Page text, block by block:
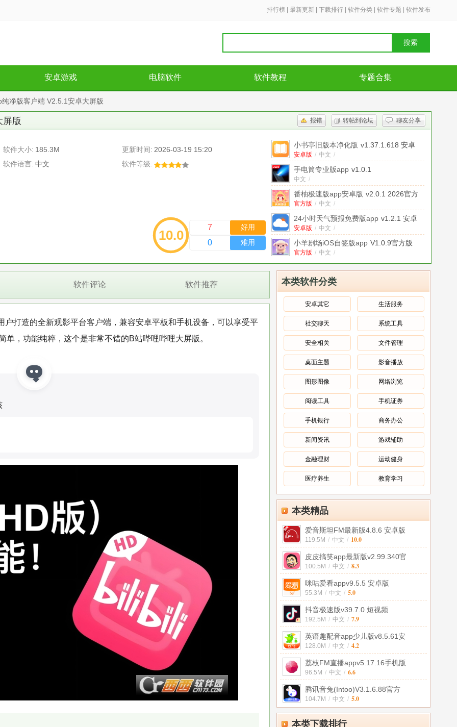
排行榜 最新更新 下载排行 软件分类 软件专题 软件发布
搜索
安卓游戏 电脑软件 软件教程 专题合集
净版客户端 V2.5.1安卓大屏版
屏版 报错 转帖到论坛 聊友分享
软件大小: 185.3M 更新时间: 2026-03-19 15:20
软件语言: 中文 软件等级:
10.0
7 好用
0 难用
小书亭旧版本净化版 v1.37.1.618 安卓
版
安卓版 / 中文 /
手电筒专业版app v1.0.1
中文 /
番柚极速版app安卓版 v2.0.1 2026官方
中文版
官方版 / 中文 /
24小时天气预报免费版app v1.2.1 安卓
版
安卓版 / 中文 /
小羊剧场iOS自签版app V1.0.9官方版
官方版 / 中文 /
安卓版 / 中文 /
hdptvos电视盒子版.apk安装包
2025 V1.0.1.1 2026官方中文版
官方版 / 中文
爱影视TV版app V6.7安卓版
安卓版 / 中文
爱影视iOS版app(需自签) V7.0.6官方版
官方版 / 中文 /
长风视频免广告版app
V1.1.0安卓版/鸿蒙
版
安卓版 / 中文 /
本类软件分类
安卓其它 生活服务
社交聊天 系统工具
安全相关 文件管理
桌面主题 影音播放
图形图像 网络浏览
阅读工具 手机证券
手机银行 商务办公
新闻资讯 游戏辅助
金融理财 运动健身
医疗养生 教育学习
本类精品
爱音斯坦FM最新版4.8.6 安卓版
119.5M / 中文 / 10.0
皮皮搞笑app最新版v2.99.340官
100.5M / 中文 / 8.3
咪咕爱看appv9.5.5 安卓版
55.3M / 中文 / 5.0
抖音极速版v39.7.0 短视频
192.5M / 中文 / 7.9
英语趣配音app少儿版v8.5.61安
128.0M / 中文 / 4.2
荔枝FM直播appv5.17.16手机版
96.5M / 中文 / 6.6
腾讯音兔(Intoo)V3.1.6.88官方
104.7M / 中文 / 5.0
本类下载排行
软件评论 软件推荐
户打造的全新观影平台客户端，兼容安卓平板和手机设备，可以享受平
，功能纯粹，这个是非常不错的B站哔哩哔哩大屏版。